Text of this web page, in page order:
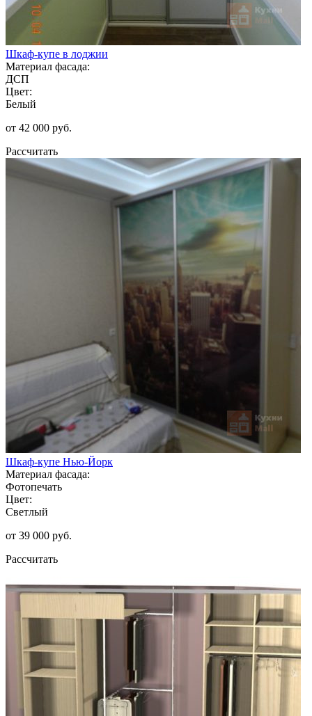
Шкаф-купе в лоджии
Материал фасада:
ДСП
Цвет:
Белый
от 42 000 руб.
Рассчитать
Шкаф-купе Нью-Йорк
Материал фасада:
Фотопечать
Цвет:
Светлый
от 39 000 руб.
Рассчитать